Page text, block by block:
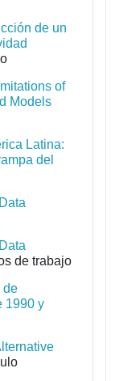
de un
of
Models
Latina:
del
de trabajo
de
1990 y